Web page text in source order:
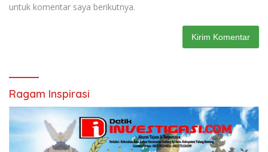
untuk komentar saya berikutnya.
Ragam Inspirasi